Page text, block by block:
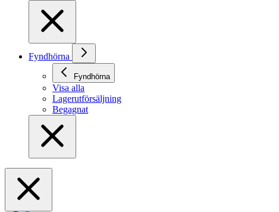
Fyndhörna
Fyndhörna
Visa alla
Lagerutförsäljning
Begagnat